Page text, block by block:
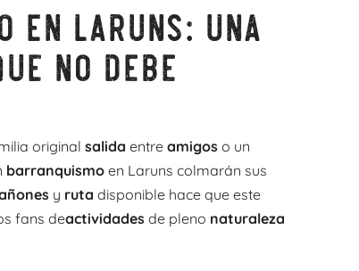
en Laruns: una
no debe
original salida entre amigoso un
barranquismoen Laruns colmarán sus
y ruta disponible hace que este
fans deactividadesde pleno naturaleza